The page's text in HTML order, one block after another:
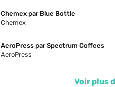
Chemex par Blue Bottle
Chemex
AeroPress par Spectrum Coffees
AeroPress
Voir plus